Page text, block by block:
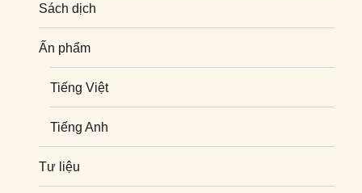
Sách dịch
Ấn phẩm
Tiếng Việt
Tiếng Anh
Tư liệu